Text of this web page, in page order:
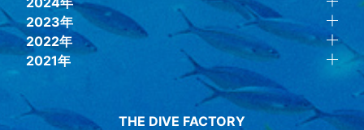
2023年
2022年
2021年
THE DIVE FACTORY